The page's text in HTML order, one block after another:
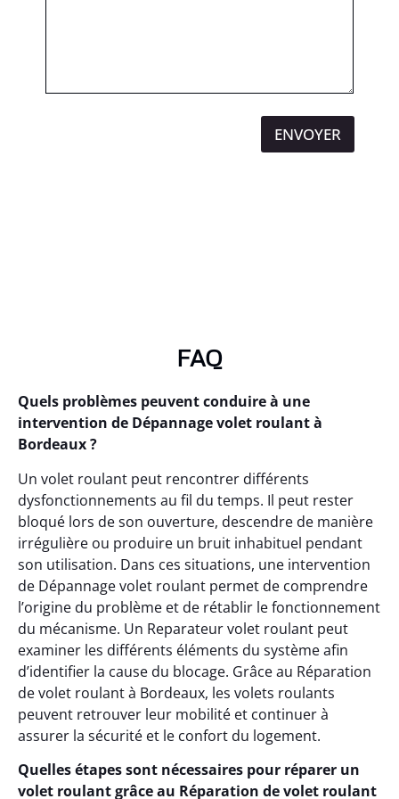
ENVOYER
FAQ
Quels problèmes peuvent conduire à une
intervention de Dépannage volet roulant à
Bordeaux ?
Un volet roulant peut rencontrer différents
dysfonctionnements au fil du temps. Il peut rester
bloqué lors de son ouverture, descendre de manière
irrégulière ou produire un bruit inhabituel pendant
son utilisation. Dans ces situations, une intervention
de Dépannage volet roulant permet de comprendre
l’origine du problème et de rétablir le fonctionnement
du mécanisme. Un Reparateur volet roulant peut
examiner les différents éléments du système afin
d’identifier la cause du blocage. Grâce au Réparation
de volet roulant à Bordeaux, les volets roulants
peuvent retrouver leur mobilité et continuer à
assurer la sécurité et le confort du logement.
Quelles étapes sont nécessaires pour réparer un
volet roulant grâce au Réparation de volet roulant